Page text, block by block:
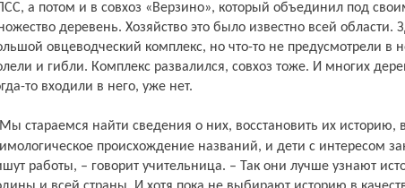
а потом и в совхоз «Верзино», который объединил под
деревень. Хозяйство это было известно всей области.
овцеводческий комплекс, но что-то не предусмотрели в
и гибли. Комплекс развалился, совхоз тоже. И многих
то входили в него, уже нет.
происхождение названий, и дети с интересом
работы, – говорит учительница. – Так они лучше узнают